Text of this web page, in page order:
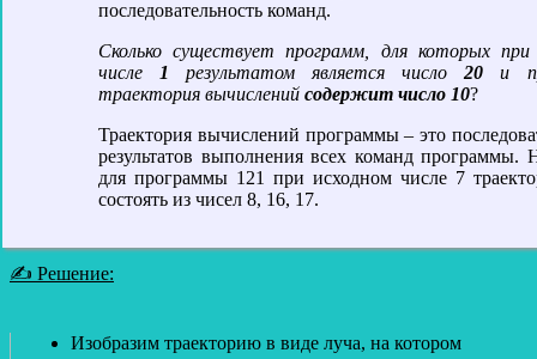
последовательность команд.
Сколько существует программ, для которых при
числе
1 результатом является число 20 и
траектория вычислений содержит число 10?
Траектория вычислений программы – это
результатов выполнения всех команд программы.
для программы 121 при исходном числе 7 траектория будет
состоять из чисел 8, 16, 17.
✍ Решение:
Изобразим траекторию в виде луча, на котором